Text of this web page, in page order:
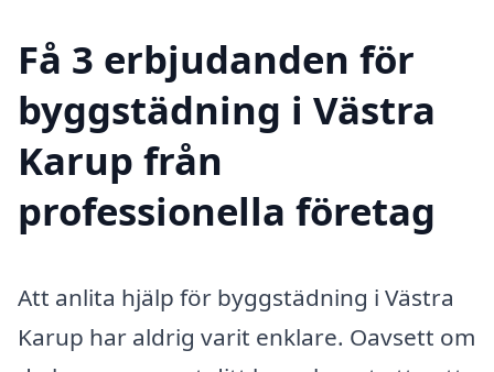
Få 3 erbjudanden för
byggstädning i Västra
Karup från
professionella företag
Att anlita hjälp för byggstädning i Västra
Karup har aldrig varit enklare. Oavsett om